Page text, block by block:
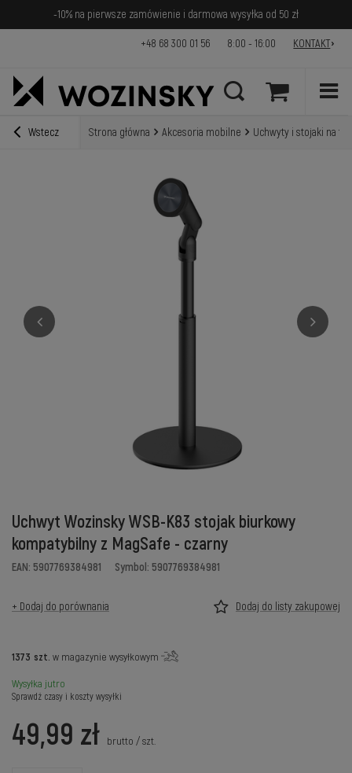
-10% na pierwsze zamówienie i darmowa wysyłka od 50 zł
+48 68 300 01 56 8:00 - 16:00 KONTAKT
Wstecz Strona główna Akcesoria mobilne Uchwyty i stojaki na
Uchwyt Wozinsky WSB-K83 stojak biurkowy
kompatybilny z MagSafe - czarny
EAN: 5907769384981 Symbol: 5907769384981
+ Dodaj do porównania Dodaj do listy zakupowej
1373 szt. w magazynie wysyłkowym
Wysyłka jutro
Sprawdź czasy i koszty wysyłki
49,99 zł brutto /szt.